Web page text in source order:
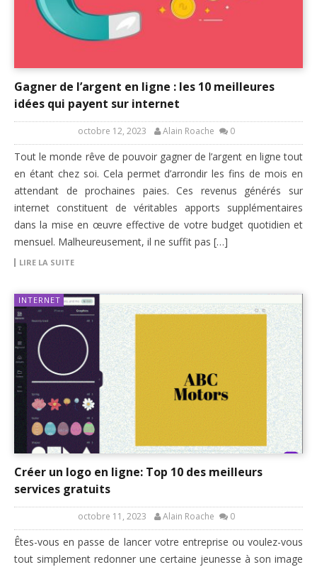
Gagner de l’argent en ligne : les 10 meilleures
idées qui payent sur internet
octobre 12, 2023 Alain Roache 0
Tout le monde rêve de pouvoir gagner de l’argent en ligne tout
en étant chez soi. Cela permet d’arrondir les fins de mois en
attendant de prochaines paies. Ces revenus générés sur
internet constituent de véritables apports supplémentaires
dans la mise en œuvre effective de votre budget quotidien et
mensuel. Malheureusement, il ne suffit pas […]
LIRE LA SUITE
INTERNET
Créer un logo en ligne: Top 10 des meilleurs
services gratuits
octobre 11, 2023 Alain Roache 0
Êtes-vous en passe de lancer votre entreprise ou voulez-vous
tout simplement redonner une certaine jeunesse à son image